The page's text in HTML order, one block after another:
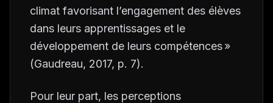
climat favorisant l’engagement des élèves
dans leurs apprentissages et le
développement de leurs compétences »
(Gaudreau, 2017, p. 7).
Pour leur part, les perceptions